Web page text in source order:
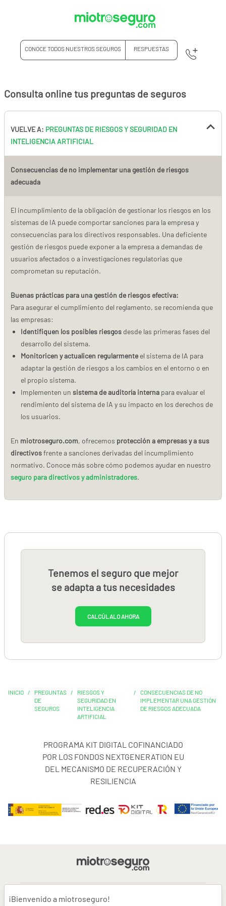
CONOCE TODOS NUESTROS SEGUROS RESPUESTAS
Consulta online tus preguntas de seguros
VUELVE A: PREGUNTAS DE RIESGOS Y SEGURIDAD EN
INTELIGENCIA ARTIFICIAL
Consecuencias de no implementar una gestión de riesgos
adecuada
El incumplimiento de la obligación de gestionar los riesgos en los
sistemas de IA puede comportar sanciones para la empresa y
consecuencias para los directivos responsables. Una deficiente
gestión de riesgos puede exponer a la empresa a demandas de
usuarios afectados o a investigaciones regulatorias que
comprometan su reputación.
Buenas prácticas para una gestión de riesgos efectiva:
Para asegurar el cumplimiento del reglamento, se recomienda que
las empresas:
Identifiquen los posibles riesgos desde las primeras fases del
desarrollo del sistema.
Monitoricen y actualicen regularmente el sistema de IA para
adaptar la gestión de riesgos a los cambios en el entorno o en
el propio sistema.
Implementen un sistema de auditoría interna para evaluar el
rendimiento del sistema de IA y su impacto en los derechos de
los usuarios.
En miotroseguro.com, ofrecemos protección a empresas y a sus
directivosfrente a sanciones derivadas del incumplimiento
normativo. Conoce más sobre cómo podemos ayudar en nuestro
seguro para directivos y administradores.
Tenemos el seguro que mejor
se adapta a tus necesidades
CALCÚLALO AHORA
INICIO /
PREGUNTAS
DE
SEGUROS
/
RIESGOS Y
SEGURIDAD EN
INTELIGENCIA
ARTIFICIAL
/
CONSECUENCIAS DE NO
IMPLEMENTAR UNA GESTIÓN
DE RIESGOS ADECUADA
PROGRAMA KIT DIGITAL COFINANCIADO
POR LOS FONDOS NEXTGENERATION EU
DEL MECANISMO DE RECUPERACIÓN Y
RESILIENCIA
AVISO LEGAL
¡Bienvenido a miotroseguro!